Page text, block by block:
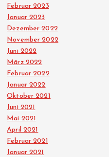
Februar 2023
Januar 2023
Dezember 2022
November 2022
Juni 2022
März 2022
Februar 2022
Januar 2022
Oktober 2021
Juni 2021
Mai 2021
April 2021
Februar 2021
Januar 2021